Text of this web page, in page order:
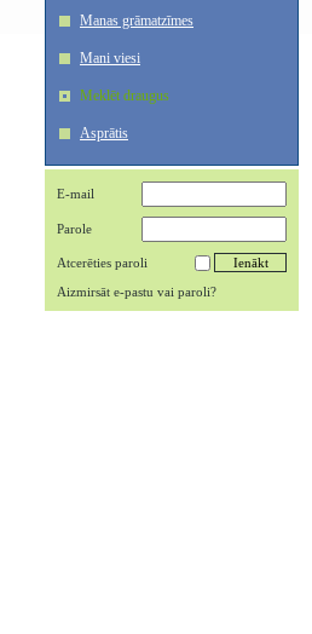
Manas grāmatzīmes
Mani viesi
Meklēt draugus
Asprātis
E-mail
Parole
Atcerēties paroli
Aizmirsāt e-pastu vai paroli?